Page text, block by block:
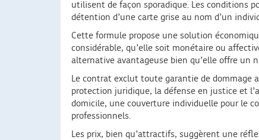
utilisent de façon sporadique. Les conditions
détention d’une carte grise au nom d’un
Cette formule propose une solution
considérable, qu’elle soit monétaire ou
alternative avantageuse bien qu’elle offre un
Le contrat exclut toute garantie de dommage
protection juridique, la défense en justice et
domicile, une couverture individuelle pour le
professionnels.
Les prix, bien qu’attractifs, suggèrent une